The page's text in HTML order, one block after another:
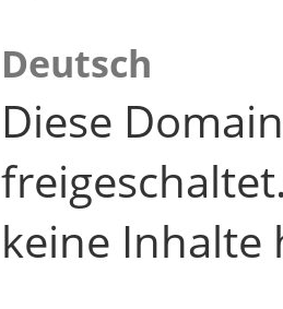
Deutsch
Diese
keine Inhalte